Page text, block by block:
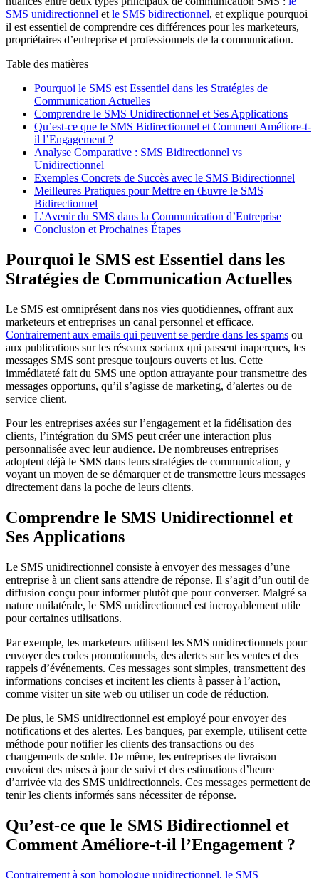
SMS unidirectionnel et le SMS bidirectionnel, et explique pourquoi
il est essentiel de comprendre ces différences pour les marketeurs,
propriétaires d’entreprise et professionnels de la communication.
Table des matières
Pourquoi le SMS est Essentiel dans les Stratégies de
Communication Actuelles
Comprendre le SMS Unidirectionnel et Ses Applications
Qu’est-ce que le SMS Bidirectionnel et Comment Améliore-t-
il l’Engagement ?
Analyse Comparative : SMS Bidirectionnel vs
Unidirectionnel
Exemples Concrets de Succès avec le SMS Bidirectionnel
Meilleures Pratiques pour Mettre en Œuvre le SMS
Bidirectionnel
L’Avenir du SMS dans la Communication d’Entreprise
Conclusion et Prochaines Étapes
Pourquoi le SMS est Essentiel dans les
Stratégies de Communication Actuelles
Le SMS est omniprésent dans nos vies quotidiennes, offrant aux
marketeurs et entreprises un canal personnel et efficace.
Contrairement aux emails qui peuvent se perdre dans les spams ou
aux publications sur les réseaux sociaux qui passent inaperçues, les
messages SMS sont presque toujours ouverts et lus. Cette
immédiateté fait du SMS une option attrayante pour transmettre des
messages opportuns, qu’il s’agisse de marketing, d’alertes ou de
service client.
Pour les entreprises axées sur l’engagement et la fidélisation des
clients, l’intégration du SMS peut créer une interaction plus
personnalisée avec leur audience. De nombreuses entreprises
adoptent déjà le SMS dans leurs stratégies de communication, y
voyant un moyen de se démarquer et de transmettre leurs messages
directement dans la poche de leurs clients.
Comprendre le SMS Unidirectionnel et
Ses Applications
Le SMS unidirectionnel consiste à envoyer des messages d’une
entreprise à un client sans attendre de réponse. Il s’agit d’un outil de
diffusion conçu pour informer plutôt que pour converser. Malgré sa
nature unilatérale, le SMS unidirectionnel est incroyablement utile
pour certaines utilisations.
Par exemple, les marketeurs utilisent les SMS unidirectionnels pour
envoyer des codes promotionnels, des alertes sur les ventes et des
rappels d’événements. Ces messages sont simples, transmettent des
informations concises et incitent les clients à passer à l’action,
comme visiter un site web ou utiliser un code de réduction.
De plus, le SMS unidirectionnel est employé pour envoyer des
notifications et des alertes. Les banques, par exemple, utilisent cette
méthode pour notifier les clients des transactions ou des
changements de solde. De même, les entreprises de livraison
envoient des mises à jour de suivi et des estimations d’heure
d’arrivée via des SMS unidirectionnels. Ces messages permettent de
tenir les clients informés sans nécessiter de réponse.
Qu’est-ce que le SMS Bidirectionnel et
Comment Améliore-t-il l’Engagement ?
Contrairement à son homologue unidirectionnel, le SMS